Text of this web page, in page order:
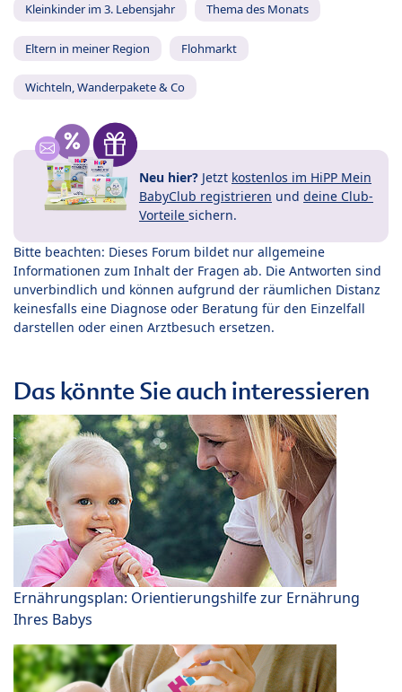
Kleinkinder im 3. Lebensjahr Thema des Monats
Eltern in meiner Region Flohmarkt
Wichteln, Wanderpakete & Co
Neu hier? Jetzt kostenlos im HiPP Mein
BabyClub registrieren und deine Club-
Vorteile sichern.
Bitte beachten: Dieses Forum bildet nur allgemeine
Informationen zum Inhalt der Fragen ab. Die Antworten sind
unverbindlich und können aufgrund der räumlichen Distanz
keinesfalls eine Diagnose oder Beratung für den Einzelfall
darstellen oder einen Arztbesuch ersetzen.
Das könnte Sie auch interessieren
Ernährungsplan: Orientierungshilfe zur Ernährung
Ihres Babys